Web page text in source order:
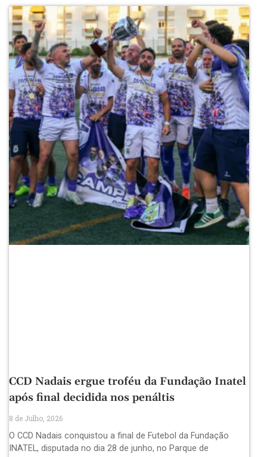
CCD Nadais ergue troféu da Fundação Inatel
após final decidida nos penáltis
8 de Julho, 2026
O CCD Nadais conquistou a final de Futebol da Fundação
INATEL, disputada no dia 28 de junho, no Parque de